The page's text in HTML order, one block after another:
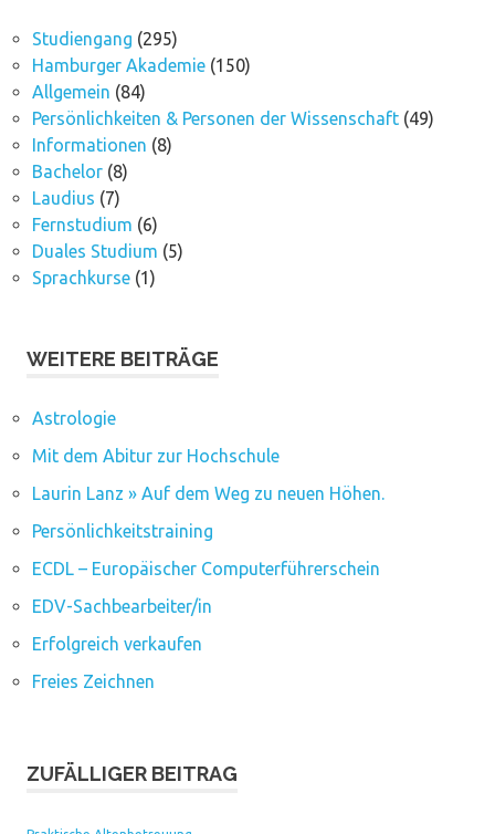
Studiengang (295)
Hamburger Akademie(150)
Allgemein (84)
Persönlichkeiten & Personen der Wissenschaft(49)
Informationen (8)
Bachelor(8)
Laudius (7)
Fernstudium (6)
Duales Studium (5)
Sprachkurse(1)
WEITERE BEITRÄGE
Astrologie
Mit dem Abitur zur Hochschule
Laurin Lanz » Auf dem Weg zu neuen Höhen.
Persönlichkeitstraining
ECDL – Europäischer Computerführerschein
EDV-Sachbearbeiter/in
Erfolgreich verkaufen
Freies Zeichnen
ZUFÄLLIGER BEITRAG